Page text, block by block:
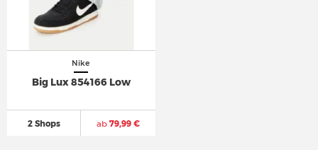
Nike
Big Lux 854166 Low
2 Shops ab79,99 €